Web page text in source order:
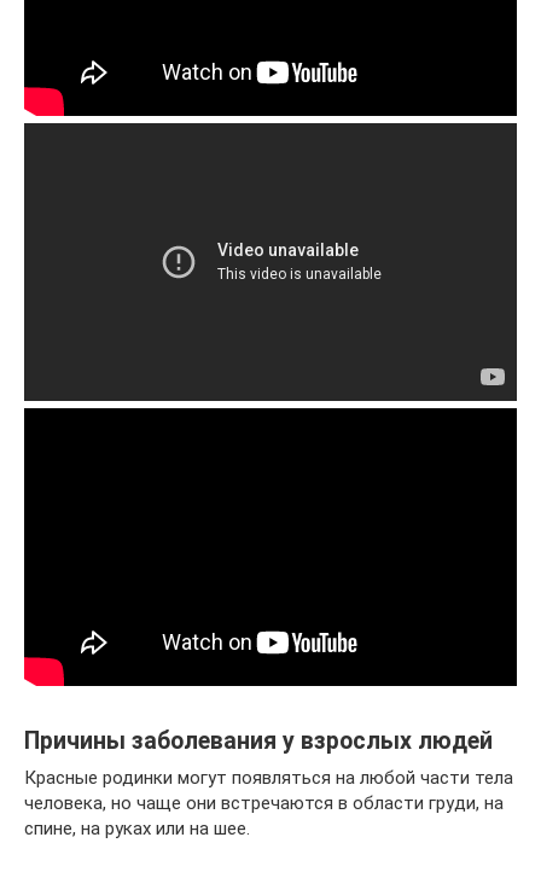
Причины заболевания у взрослых людей
Красные родинки могут появляться на любой части тела
человека, но чаще они встречаются в области груди, на
спине, на руках или на шее.